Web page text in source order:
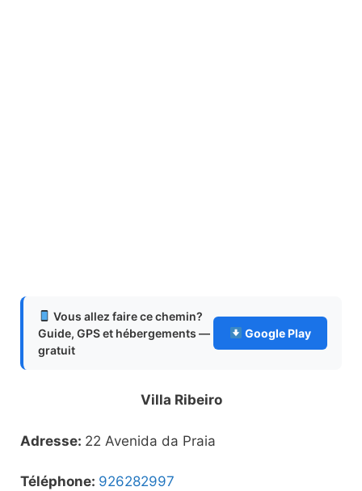
Vous allez faire ce chemin?
Guide, GPS et hébergements —
gratuit
Google Play
Villa Ribeiro
Adresse: 22 Avenida da Praia
Téléphone: 926282997